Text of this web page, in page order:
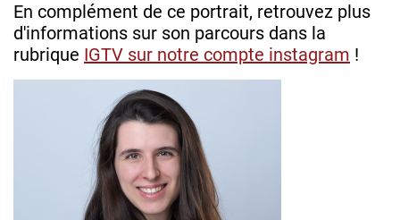
En complément de ce portrait, retrouvez plus
d'informations sur son parcours dans la
rubrique IGTV sur notre compte instagram !